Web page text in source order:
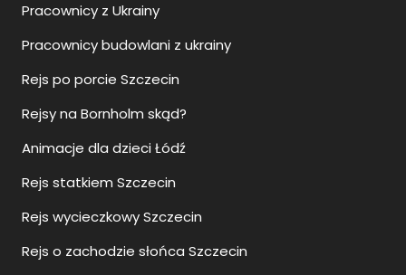
Pracownicy z Ukrainy
Pracownicy budowlani z ukrainy
Rejs po porcie Szczecin
Rejsy na Bornholm skąd?
Animacje dla dzieci Łódź
Rejs statkiem Szczecin
Rejs wycieczkowy Szczecin
Rejs o zachodzie słońca Szczecin